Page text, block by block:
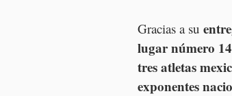
Gracias a su
lugar número
tres atletas
exponentes